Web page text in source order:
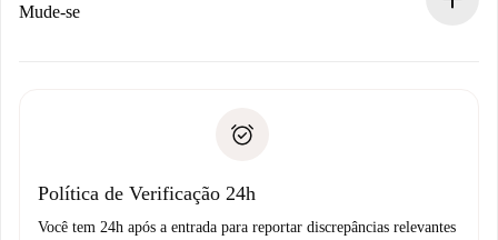
Se recusada: não cobraremos nada e ofereceremos
Débito direto bancário
Mude-se
não comunicar nenhum problema.
Política de Verificação 24h
Você tem 24h após a entrada para reportar discrepâncias relevantes